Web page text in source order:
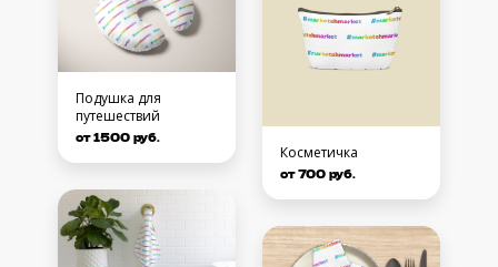
Подушка для
путешествий
от 1500 руб.
Косметичка
от 700 руб.